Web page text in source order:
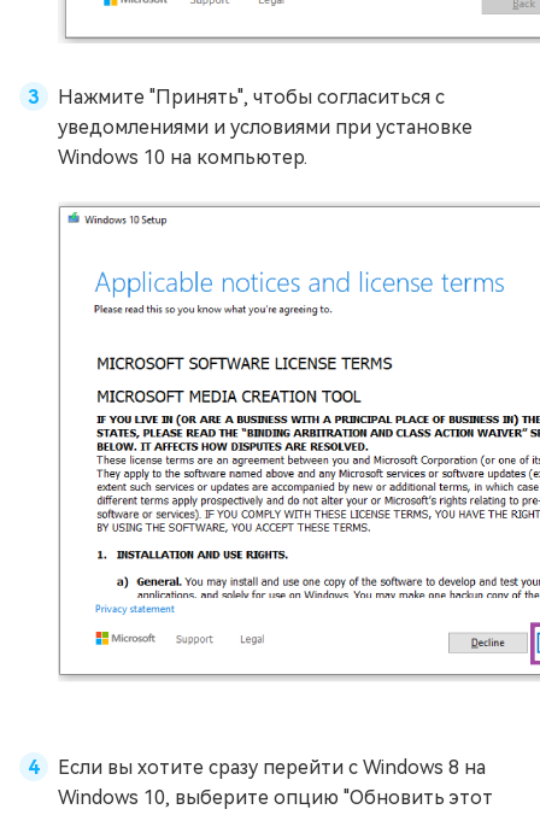
Нажмите "Принять", чтобы согласиться с
уведомлениями и условиями при установке
Windows 10 на компьютер.
Если вы хотите сразу перейти с Windows 8 на
Windows 10, выберите опцию "Обновить этот